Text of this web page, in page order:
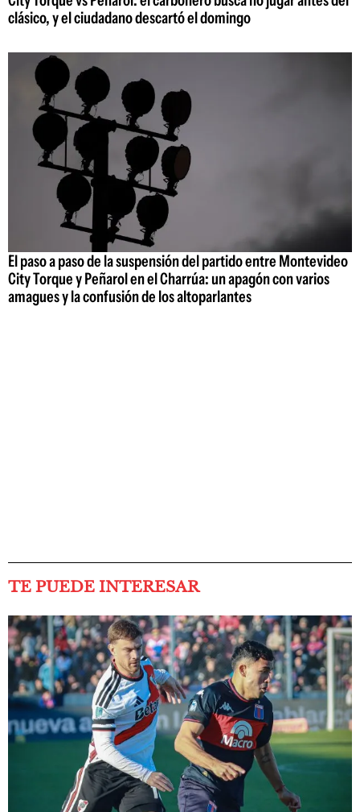
clásico, y el ciudadano descartó el domingo
El paso a paso de la suspensión del partido entre Montevideo
City Torque y Peñarol en el Charrúa: un apagón con varios
amagues y la confusión de los altoparlantes
TE PUEDE INTERESAR